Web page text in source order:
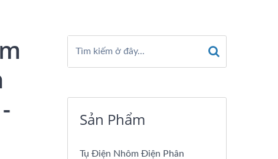
Sản Phẩm
Tụ Điện Nhôm Điện Phân